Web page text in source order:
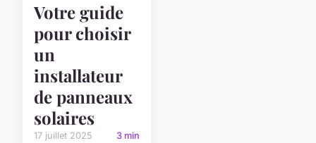
Votre guide
pour choisir
un
installateur
de panneaux
solaires
17 juillet 2025 3 min